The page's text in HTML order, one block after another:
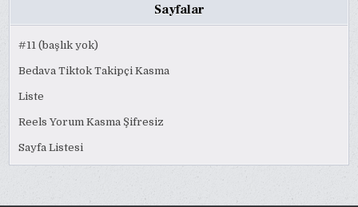
Sayfalar
#11 (başlık yok)
Bedava Tiktok Takipçi Kasma
Liste
Reels Yorum Kasma Şifresiz
Sayfa Listesi